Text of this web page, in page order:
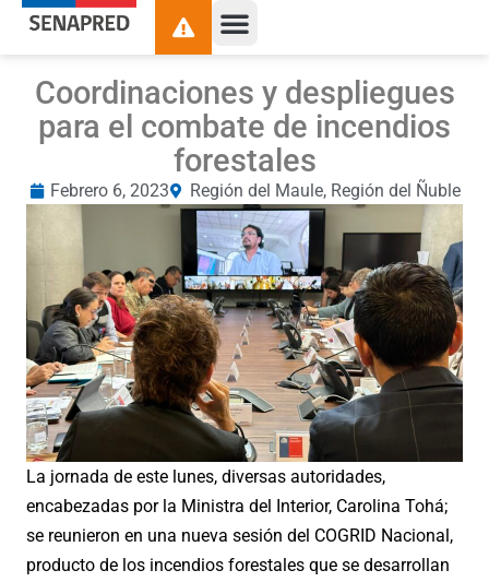
Coordinaciones y despliegues
para el combate de incendios
forestales
Febrero 6, 2023 Región del Maule, Región del Ñuble
La jornada de este lunes, diversas autoridades,
encabezadas por la Ministra del Interior, Carolina Tohá;
se reunieron en una nueva sesión del COGRID Nacional,
producto de los incendios forestales que se desarrollan